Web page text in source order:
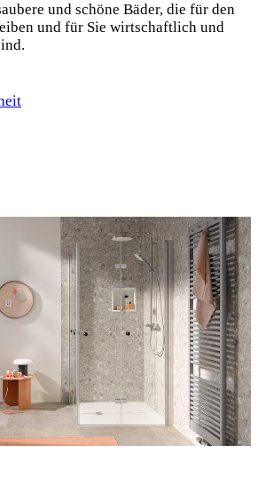
und schöne Bäder, die für den
und für Sie wirtschaftlich und